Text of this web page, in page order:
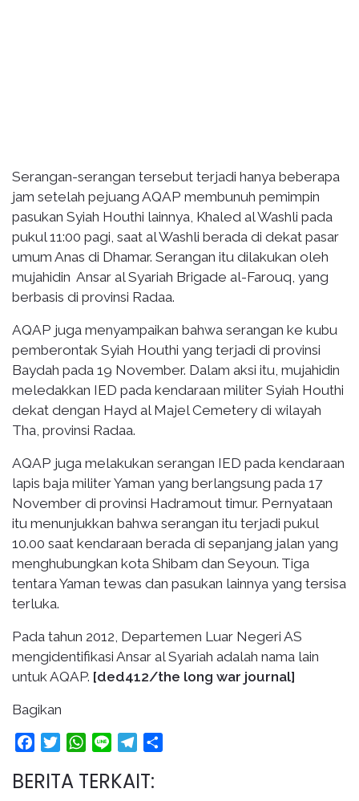
Serangan-serangan tersebut terjadi hanya beberapa
jam setelah pejuang AQAP membunuh pemimpin
pasukan Syiah Houthi lainnya, Khaled al Washli pada
pukul 11:00 pagi, saat al Washli berada di dekat pasar
umum Anas di Dhamar. Serangan itu dilakukan oleh
mujahidin Ansar al Syariah Brigade al-Farouq, yang
berbasis di provinsi Radaa.
AQAP juga menyampaikan bahwa serangan ke kubu
pemberontak Syiah Houthi yang terjadi di provinsi
Baydah pada 19 November. Dalam aksi itu, mujahidin
meledakkan IED pada kendaraan militer Syiah Houthi
dekat dengan Hayd al Majel Cemetery di wilayah
Tha, provinsi Radaa.
AQAP juga melakukan serangan IED pada kendaraan
lapis baja militer Yaman yang berlangsung pada 17
November di provinsi Hadramout timur. Pernyataan
itu menunjukkan bahwa serangan itu terjadi pukul
10.00 saat kendaraan berada di sepanjang jalan yang
menghubungkan kota Shibam dan Seyoun. Tiga
tentara Yaman tewas dan pasukan lainnya yang tersisa
terluka.
Pada tahun 2012, Departemen Luar Negeri AS
mengidentifikasi Ansar al Syariah adalah nama lain
untuk AQAP. [ded412/the long war journal]
Bagikan
FacebookTwitterWhatsApp
Line Telegram
BERITA TERKAIT: